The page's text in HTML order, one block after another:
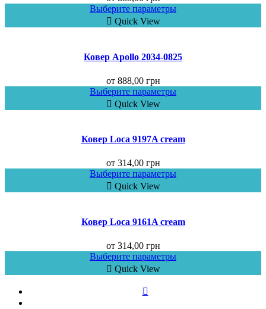
Выберите параметры
Quick View
Ковер Аpollo 2034-0825
от 888,00 грн
Выберите параметры
Quick View
Ковер Loca 9197A cream
от 314,00 грн
Выберите параметры
Quick View
Ковер Loca 9161A cream
от 314,00 грн
Выберите параметры
Quick View